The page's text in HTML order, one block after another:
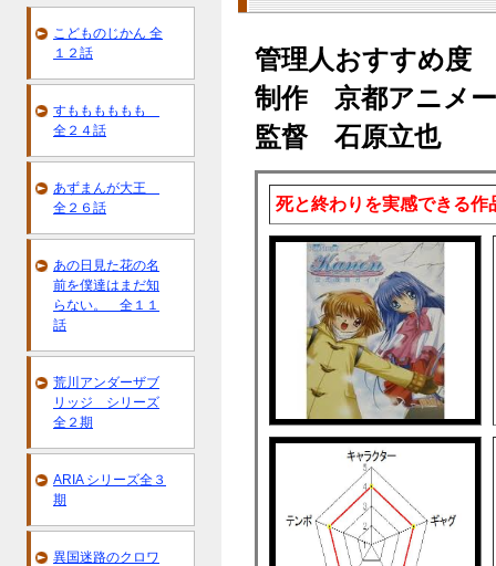
管理人おすすめ
制作 京都アニメ
監督 石原立也
死と終わりを実感できる作
こどものじかん 全
１２話
すもももももも
全２４話
あずまんが大王
全２６話
あの日見た花の名
前を僕達はまだ知
らない。 全１１
話
荒川アンダーザブ
リッジ シリーズ
全２期
ARIA シリーズ全３
期
異国迷路のクロワ